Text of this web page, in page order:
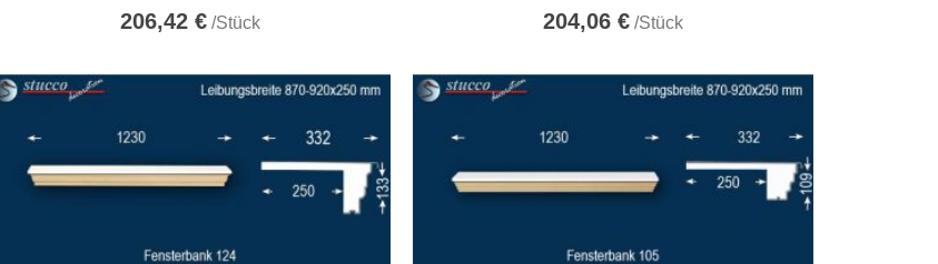
206,42 € /Stück 204,06 € /Stück